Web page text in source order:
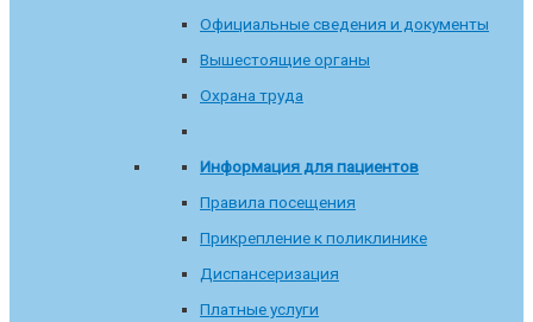
Официальные сведения и документы
Вышестоящие органы
Охрана труда
Информация для пациентов
Правила посещения
Прикрепление к поликлинике
Диспансеризация
Платные услуги